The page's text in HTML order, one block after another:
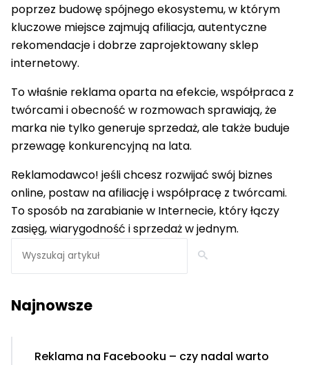
poprzez budowę spójnego ekosystemu, w którym
kluczowe miejsce zajmują afiliacja, autentyczne
rekomendacje i dobrze zaprojektowany sklep
internetowy.
To właśnie reklama oparta na efekcie, współpraca z
twórcami i obecność w rozmowach sprawiają, że
marka nie tylko generuje sprzedaż, ale także buduje
przewagę konkurencyjną na lata.
Reklamodawco! jeśli chcesz rozwijać swój biznes
online, postaw na afiliację i współpracę z twórcami.
To sposób na zarabianie w Internecie, który łączy
zasięg, wiarygodność i sprzedaż w jednym.
Najnowsze
Reklama na Facebooku – czy nadal warto